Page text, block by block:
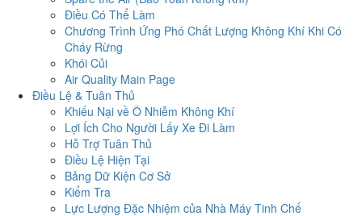
Điều Có Thể Làm
Chương Trình Ứng Phó Chất Lượng Không Khí Khi Có
Cháy Rừng
Khói Củi
Air Quality Main Page
Điều Lệ & Tuân Thủ
Khiếu Nại về Ô Nhiễm Không Khí
Lợi Ích Cho Người Lấy Xe Đi Làm
Hỗ Trợ Tuân Thủ
Điều Lệ Hiện Tại
Bảng Dữ Kiện Cơ Sở
Kiểm Tra
Lực Lượng Đặc Nhiệm của Nhà Máy Tinh Chế